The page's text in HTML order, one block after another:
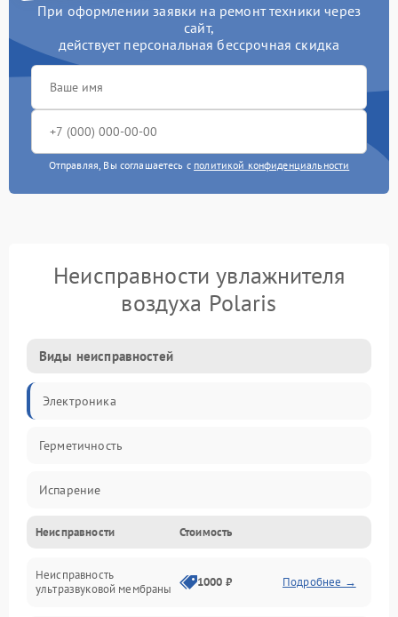
При оформлении заявки на ремонт техники через
сайт,
действует персональная бессрочная скидка
Отправляя, Вы соглашаетесь с политикой конфиденциальности
Неисправности увлажнителя
воздуха Polaris
Виды неисправностей
Электроника
Герметичность
Испарение
Водяной тракт
Механические повреждения
Неисправности Стоимость
Неисправность
ультразвуковой мембраны
1000 ₽ Подробнее →